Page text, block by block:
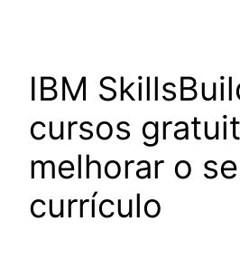
IBM
cursos
melhorar o
currículo